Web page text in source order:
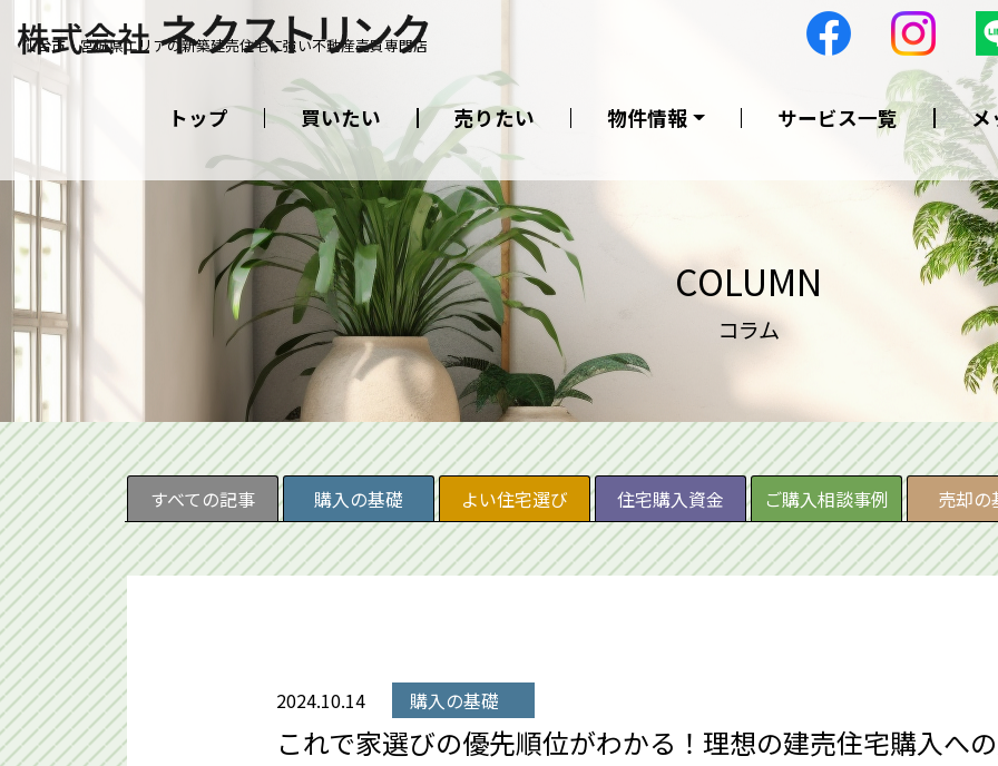
仙台市・宮城県エリアの新築建売住宅に強い不動産売買専門店
トップ 買いたい 売りたい 物件情報 サービス一覧 メ
COLUMN
コラム
すべての記事 購入の基礎 よい住宅選び 住宅購入資金 ご購入相談事例 売却の
2024.10.14 購入の基礎
これで家選びの優先順位がわかる！理想の建売住宅購入へ